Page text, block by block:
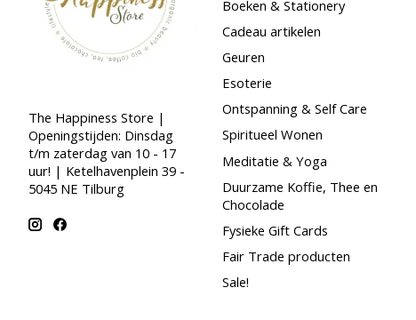
The Happiness Store |
Openingstijden: Dinsdag
t/m zaterdag van 10 - 17
uur! | Ketelhavenplein 39 -
5045 NE Tilburg
Boeken & Stationery
Cadeau artikelen
Geuren
Esoterie
Ontspanning & Self Care
Spiritueel Wonen
Meditatie & Yoga
Duurzame Koffie, Thee en
Chocolade
Fysieke Gift Cards
Fair Trade producten
Sale!